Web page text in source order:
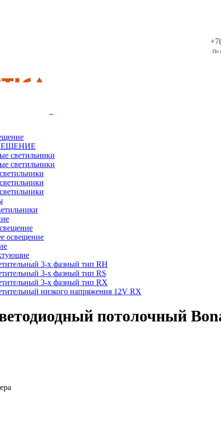
По
светильники
светильники
освещение
3-х фазный тип RH
3-х фазный тип RS
3-х фазный тип RX
низкого напряжения 12V RX
потолочный